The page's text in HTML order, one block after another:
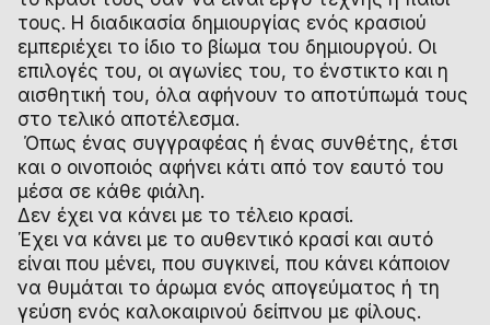
τους. Η διαδικασία δημιουργίας ενός κρασιού
εμπεριέχει το ίδιο το βίωμα του δημιουργού. Οι
επιλογές του, οι αγωνίες του, το ένστικτο και η
αισθητική του, όλα αφήνουν το αποτύπωμά τους
στο τελικό αποτέλεσμα.
Όπως ένας συγγραφέας ή ένας συνθέτης, έτσι
και ο οινοποιός αφήνει κάτι από τον εαυτό του
μέσα σε κάθε φιάλη.
Δεν έχει να κάνει με το τέλειο κρασί.
Έχει να κάνει με το αυθεντικό κρασί και αυτό
είναι που μένει, που συγκινεί, που κάνει κάποιον
να θυμάται το άρωμα ενός απογεύματος ή τη
γεύση ενός καλοκαιρινού δείπνου με φίλους.